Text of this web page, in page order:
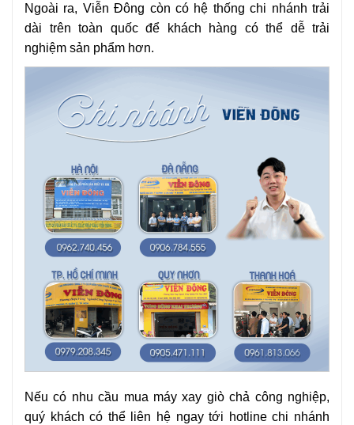
Ngoài ra, Viễn Đông còn có hệ thống chi nhánh trải
dài trên toàn quốc để khách hàng có thể dễ trải
nghiệm sản phẩm hơn.
Nếu có nhu cầu mua máy xay giò chả công nghiệp,
quý khách có thể liên hệ ngay tới hotline chi nhánh